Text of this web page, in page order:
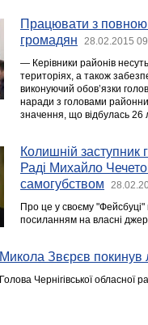
Працювати з повною
громадян
28.02.2015
— Керівники районів несуть
територіях, а також
виконуючий обов’язки
наради з головами
значення, що відбулась 26
Колишній заступник
Раді Михайло
самогубством
Про це у своєму
посиланням на власні
Микола Звєрєв покинув
Голова Чернігівської